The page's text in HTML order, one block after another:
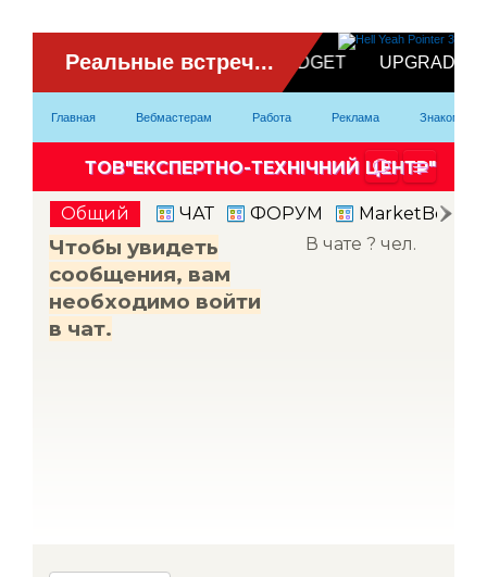
Главная Вебмастерам Работа Реклама Знакомство
ВидеоЧат
Партнерка
Модели
Контакты